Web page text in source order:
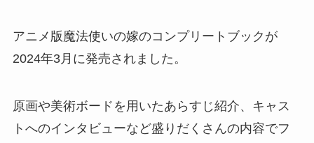
アニメ版魔法使いの嫁のコンプリートブックが
2024年3月に発売されました。
原画や美術ボードを用いたあらすじ紹介、キャス
トへのインタビューなど盛りだくさんの内容でフ